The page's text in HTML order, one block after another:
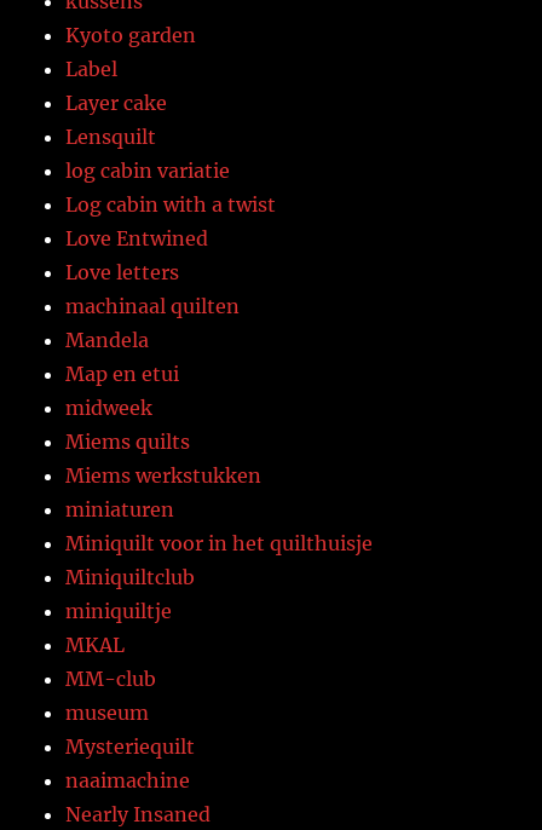
Kyoto garden
Label
Layer cake
Lensquilt
log cabin variatie
Log cabin with a twist
Love Entwined
Love letters
machinaal quilten
Mandela
Map en etui
midweek
Miems quilts
Miems werkstukken
miniaturen
Miniquilt voor in het quilthuisje
Miniquiltclub
miniquiltje
MKAL
MM-club
museum
Mysteriequilt
naaimachine
Nearly Insaned